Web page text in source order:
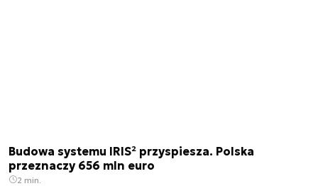
Budowa systemu IRIS² przyspiesza. Polska
przeznaczy 656 mln euro
2 min.